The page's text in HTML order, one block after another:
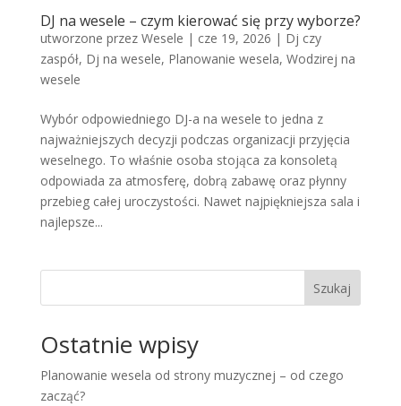
DJ na wesele – czym kierować się przy wyborze?
utworzone przez Wesele | cze 19, 2026 | Dj czy
zaspół, Dj na wesele, Planowanie wesela, Wodzirej na
wesele
Wybór odpowiedniego DJ-a na wesele to jedna z
najważniejszych decyzji podczas organizacji przyjęcia
weselnego. To właśnie osoba stojąca za konsoletą
odpowiada za atmosferę, dobrą zabawę oraz płynny
przebieg całej uroczystości. Nawet najpiękniejsza sala i
najlepsze...
Szukaj
Ostatnie wpisy
Planowanie wesela od strony muzycznej – od czego
zacząć?